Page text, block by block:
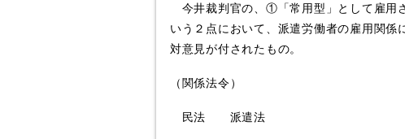
今井裁判官の、①「常用型」として雇用
いう２点において、派遣労働者の雇用関
対意見が付されたもの。
（関係法令）
民法 派遣法